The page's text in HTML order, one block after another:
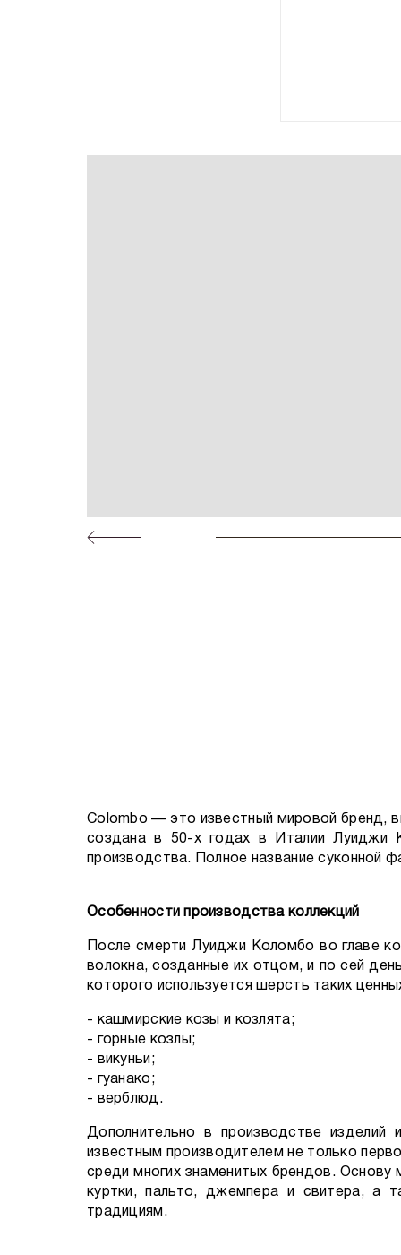
Colombo — это известный мировой бренд,
создана в 50-х годах в Италии Луиджи
производства. Полное название суконной
Особенности производства коллекций
После смерти Луиджи Коломбо во главе
волокна, созданные их отцом, и по сей
которого используется шерсть таких
- кашмирские козы и козлята;
- горные козлы;
- викуньи;
- гуанако;
- верблюд.
Дополнительно в производстве изделий
известным производителем не только
среди многих знаменитых брендов.
куртки, пальто, джемпера и свитера, а
традициям.